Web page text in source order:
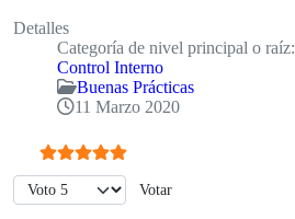
Detalles
Categoría de nivel principal o raíz:
Control Interno
Buenas Prácticas
11 Marzo 2020
Ratio:5/5
Por favor, vote